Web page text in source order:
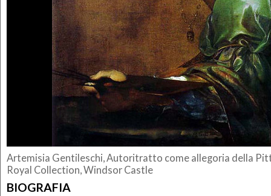
Artemisia Gentileschi, Autoritratto come allegoria della
Royal Collection, Windsor Castle
BIOGRAFIA